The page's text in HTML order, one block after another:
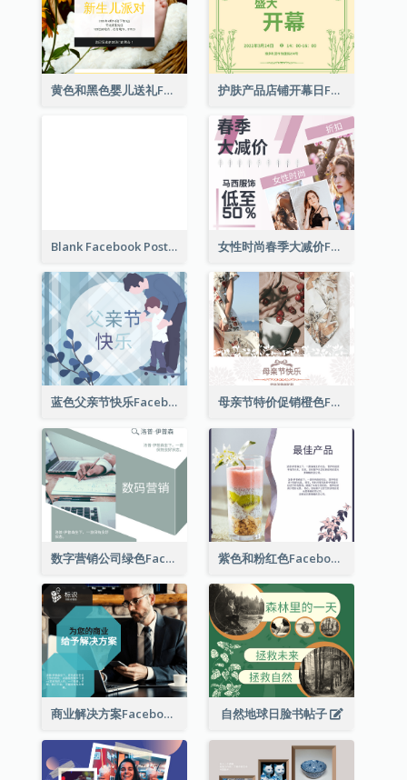
黄色和黑色婴儿送礼Facebook帖子 护肤产品店铺开幕日Facebook帖子
Blank Facebook Post 女性时尚春季大减价Facebook帖子
蓝色父亲节快乐Facebook帖子 母亲节特价促销橙色Facebook帖子
数字营销公司绿色Facebook帖子 紫色和粉红色Facebook帖子
商业解决方案Facebook帖子 自然地球日脸书帖子